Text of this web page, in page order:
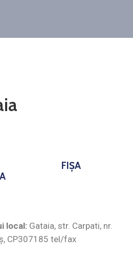
local: Gataia, str. Carpati, nr.
CP307185 tel/fax